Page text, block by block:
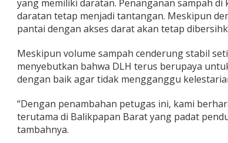
yang memiliki daratan. Penanganan sampah
daratan tetap menjadi tantangan. Meskipun
pantai dengan akses darat akan tetap
Meskipun volume sampah cenderung stabil
menyebutkan bahwa DLH terus berupaya
dengan baik agar tidak mengganggu
“Dengan penambahan petugas ini, kami
terutama di Balikpapan Barat yang padat
tambahnya.